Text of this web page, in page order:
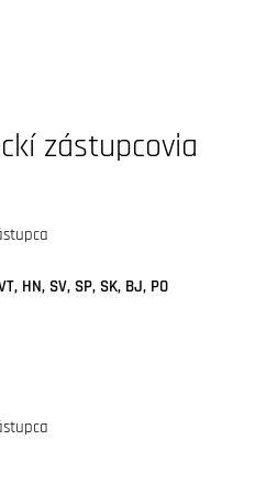
zástupcovia
HN, SV, SP, SK, BJ, PO